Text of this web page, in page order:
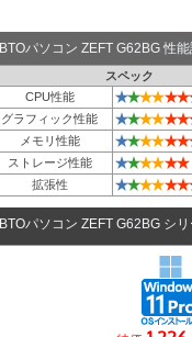
BTOパソコン ZEFT G62BG 性
スペック
CPU性能
★★★★★★
グラフィック性能 ★★★★★★
メモリ性能 ★★★★★★
ストレージ性能 ★★★★★★
拡張性 ★★★★★★
BTOパソコン ZEFT G62BG シ